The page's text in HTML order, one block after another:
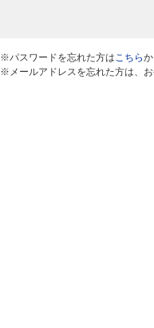
※パスワードを忘れた方はこちら
※メールアドレスを忘れた方は、